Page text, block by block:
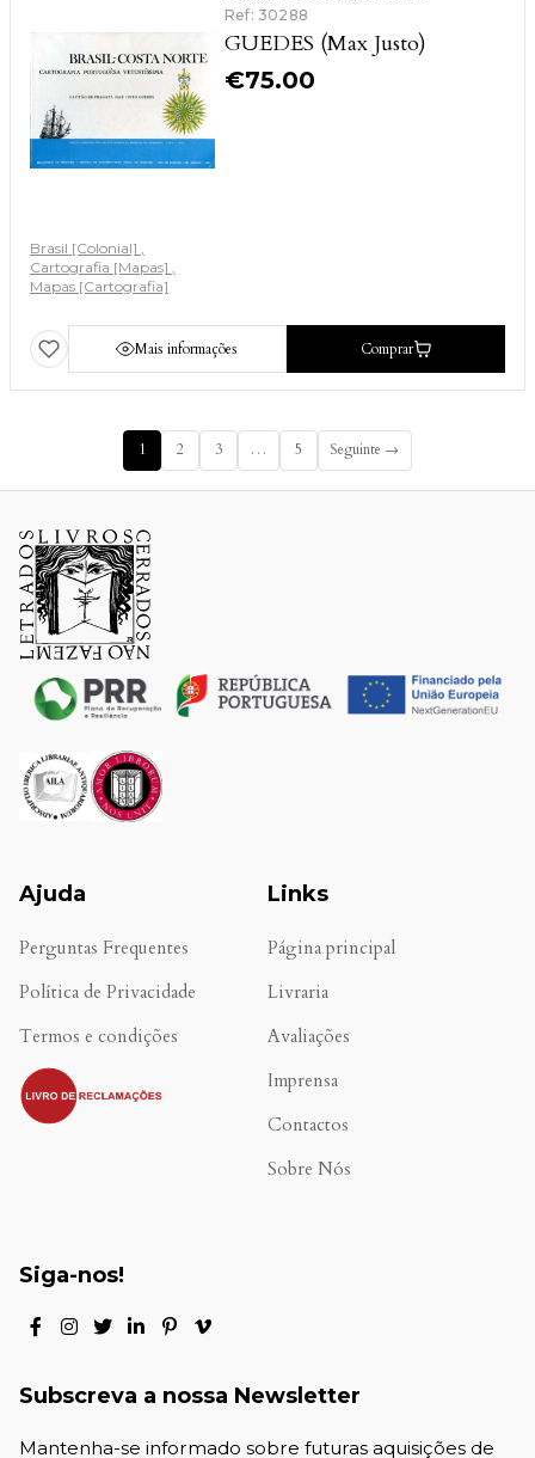
Ref: 30288
GUEDES (Max Justo)
€75.00
Brasil [Colonial]
Cartografia [Mapas]
Mapas [Cartografia]
Mais informações Comprar
1 2 3 … 5 Seguinte →
Ajuda
Perguntas Frequentes
Política de Privacidade
Termos e condições
.
Links
Página principal
Livraria
Avaliações
Imprensa
Contactos
Sobre Nós
Siga-nos!
Subscreva a nossa Newsletter
Mantenha-se informado sobre futuras aquisições de